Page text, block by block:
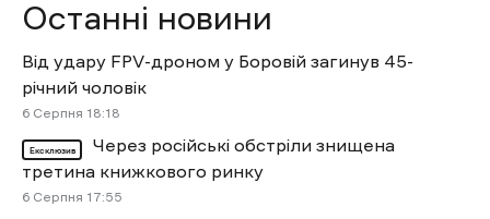
Останні новини
Від удару FPV-дроном у Боровій загинув 45-
річний чоловік
6 Cерпня 18:18
Ексклюзив
Через російські обстріли знищена
третина книжкового ринку
6 Cерпня 17:55